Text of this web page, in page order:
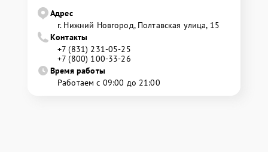
Адрес
г. Нижний Новгород, Полтавская улица, 15
Контакты
+7 (831) 231-05-25
+7 (800) 100-33-26
Время работы
Работаем с 09:00 до 21:00